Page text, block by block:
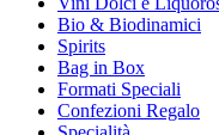
Bio & Biodinamici
Spirits
Bag in Box
Formati Speciali
Confezioni Regalo